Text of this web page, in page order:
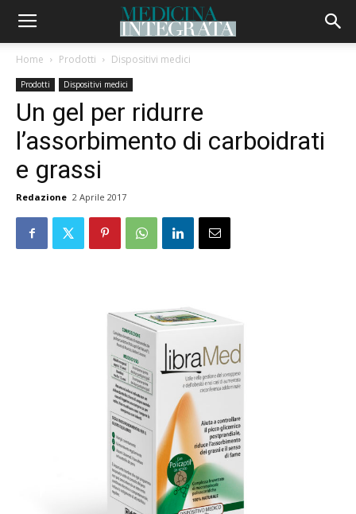
Home Prodotti Dispositivi medici
Prodotti Dispositivi medici
Un gel per ridurre
l’assorbimento di carboidrati
e grassi
Redazione 2 Aprile 2017